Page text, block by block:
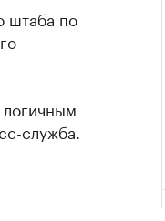
штаба по
служба.